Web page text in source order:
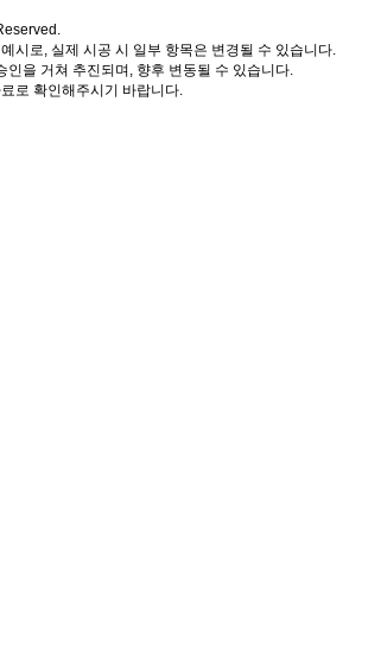
시로, 실제 시공 시 일부 항목은 변경될 수 있습니다.
을 거쳐 추진되며, 향후 변동될 수 있습니다.
로 확인해주시기 바랍니다.